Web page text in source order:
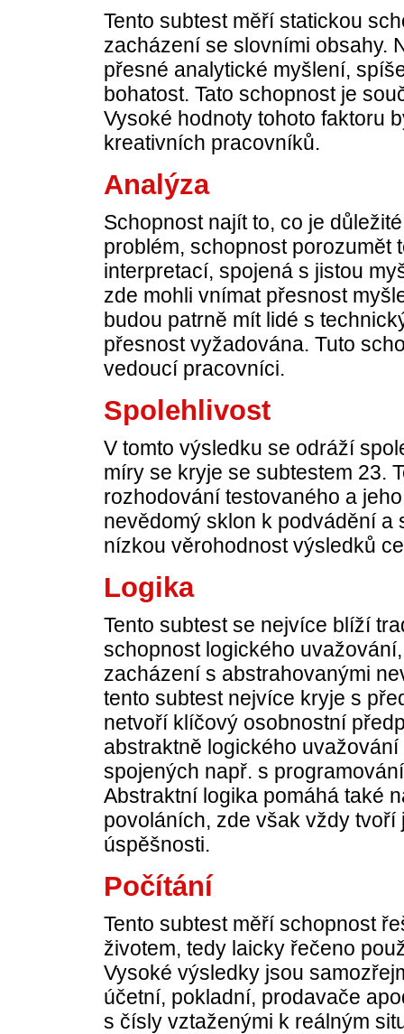
Tento subtest měří statickou
zacházení se slovními obsahy.
přesné analytické myšlení,
bohatost. Tato schopnost je
Vysoké hodnoty tohoto faktoru
kreativních pracovníků.
Analýza
Schopnost najít to, co je
problém, schopnost porozumět
interpretací, spojená s jistou
zde mohli vnímat přesnost
budou patrně mít lidé s
přesnost vyžadována. Tuto
vedoucí pracovníci.
Spolehlivost
V tomto výsledku se odráží
míry se kryje se subtestem 23.
rozhodování testovaného a
nevědomý sklon k podvádění a
nízkou věrohodnost výsledků
Logika
Tento subtest se nejvíce blíží
schopnost logického
zacházení s abstrahovanými
tento subtest nejvíce kryje s
netvoří klíčový osobnostní
abstraktně logického
spojených např. s
Abstraktní logika pomáhá také
povoláních, zde však vždy
úspěšnosti.
Počítání
Tento subtest měří schopnost
životem, tedy laicky řečeno
Vysoké výsledky jsou
účetní, pokladní, prodavače
s čísly vztaženými k reálným